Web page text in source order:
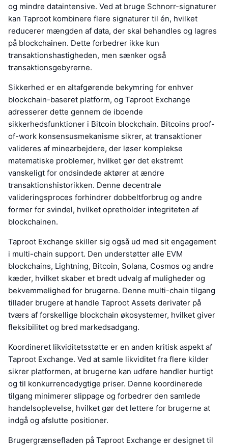
og mindre dataintensive. Ved at bruge Schnorr-signaturer
kan Taproot kombinere flere signaturer til én, hvilket
reducerer mængden af data, der skal behandles og lagres
på blockchainen. Dette forbedrer ikke kun
transaktionshastigheden, men sænker også
transaktionsgebyrerne.
Sikkerhed er en altafgørende bekymring for enhver
blockchain-baseret platform, og Taproot Exchange
adresserer dette gennem de iboende
sikkerhedsfunktioner i Bitcoin blockchain. Bitcoins proof-
of-work konsensusmekanisme sikrer, at transaktioner
valideres af minearbejdere, der løser komplekse
matematiske problemer, hvilket gør det ekstremt
vanskeligt for ondsindede aktører at ændre
transaktionshistorikken. Denne decentrale
valideringsproces forhindrer dobbeltforbrug og andre
former for svindel, hvilket opretholder integriteten af
blockchainen.
Taproot Exchange skiller sig også ud med sit engagement
i multi-chain support. Den understøtter alle EVM
blockchains, Lightning, Bitcoin, Solana, Cosmos og andre
kæder, hvilket skaber et bredt udvalg af muligheder og
bekvemmelighed for brugerne. Denne multi-chain tilgang
tillader brugere at handle Taproot Assets derivater på
tværs af forskellige blockchain økosystemer, hvilket giver
fleksibilitet og bred markedsadgang.
Koordineret likviditetsstøtte er en anden kritisk aspekt af
Taproot Exchange. Ved at samle likviditet fra flere kilder
sikrer platformen, at brugerne kan udføre handler hurtigt
og til konkurrencedygtige priser. Denne koordinerede
tilgang minimerer slippage og forbedrer den samlede
handelsoplevelse, hvilket gør det lettere for brugerne at
indgå og afslutte positioner.
Brugergrænsefladen på Taproot Exchange er designet til